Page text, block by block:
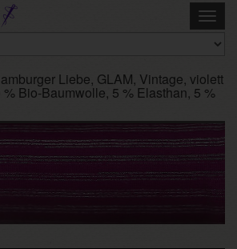
Liebe, GLAM, Vintage, violett
Bio-Baumwolle, 5 % Elasthan, 5 %